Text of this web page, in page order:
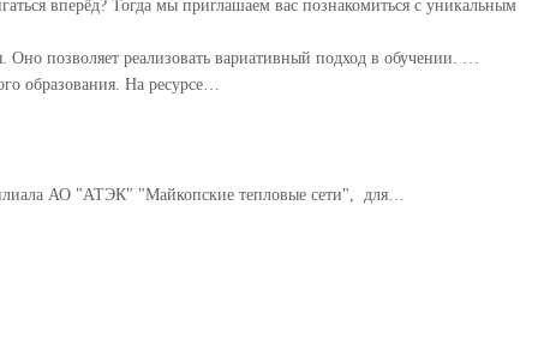
вперёд? Тогда мы приглашаем вас познакомиться с уникальным
позволяет реализовать вариативный подход в обучении. ⁣…
образования. На ресурсе…
АО "АТЭК" "Майкопские тепловые сети", для…